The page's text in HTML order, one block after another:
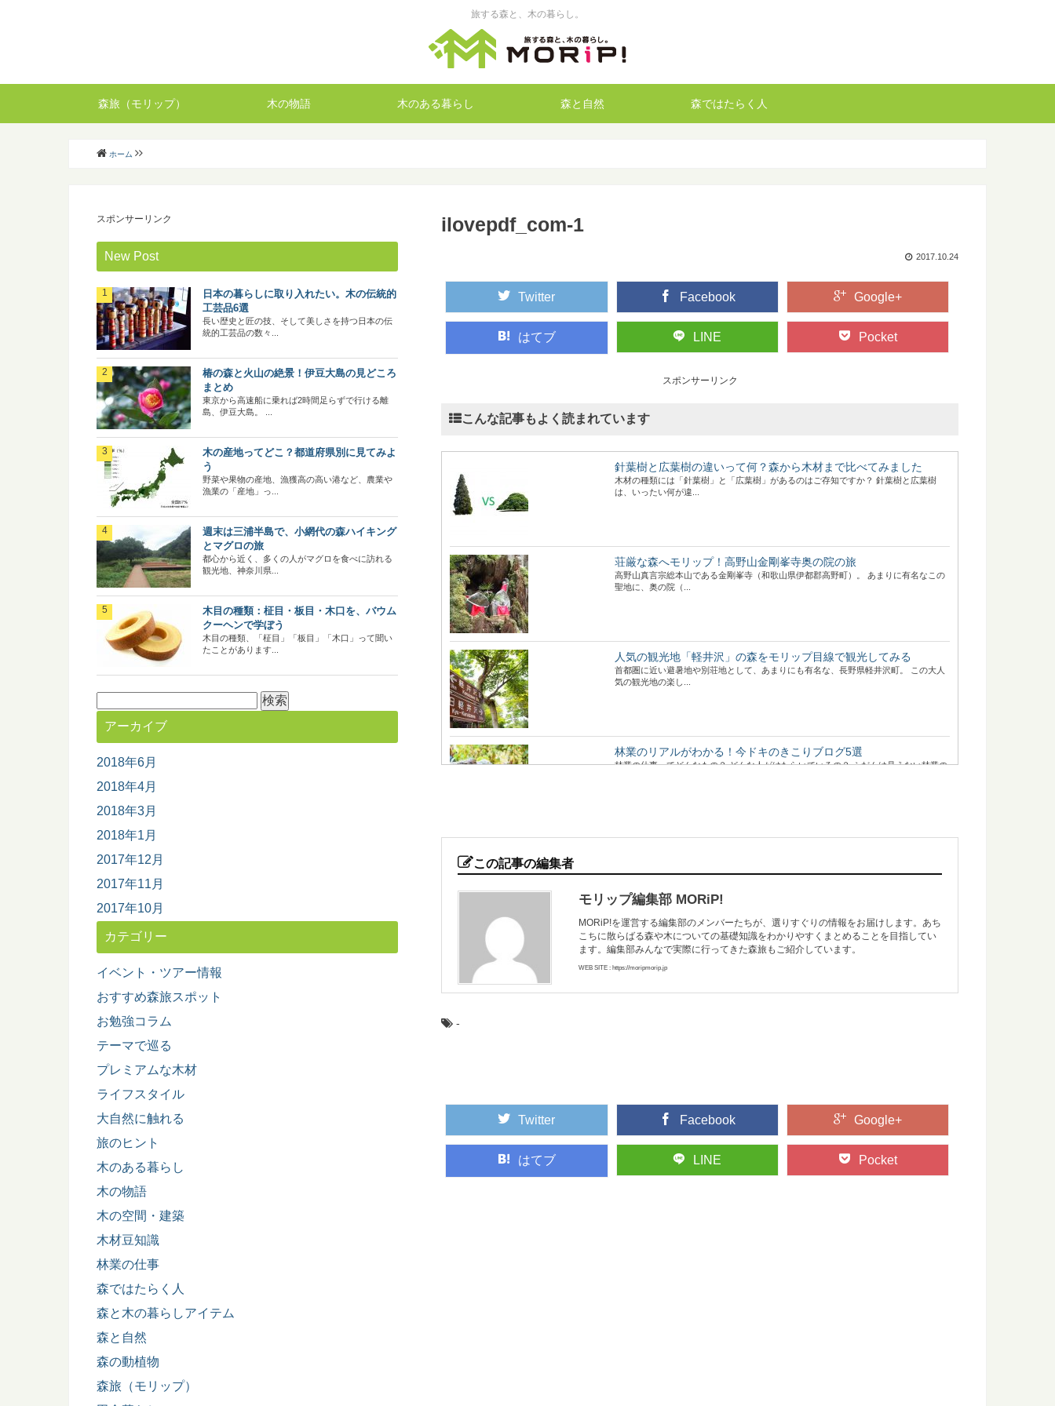
旅する森と、木の暮らし。
森旅（モリップ） 木の物語 木のある暮らし 森と自然 森ではたらく人
ホーム
ilovepdf_com-1
2017.10.24
Twitter Facebook Google+
はてブ LINE Pocket
スポンサーリンク
こんな記事もよく読まれています
針葉樹と広葉樹の違いって何？森から木材まで比べてみました
木材の種類には「針葉樹」と「広葉樹」があるのはご存知ですか？ 針葉樹と広葉樹
は、いったい何が違...
荘厳な森へモリップ！高野山金剛峯寺奥の院の旅
高野山真言宗総本山である金剛峯寺（和歌山県伊都郡高野町）。 あまりに有名なこの
聖地に、奥の院（...
人気の観光地「軽井沢」の森をモリップ目線で観光してみる
首都圏に近い避暑地や別荘地として、あまりにも有名な、長野県軽井沢町。 この大人
気の観光地の楽し...
林業のリアルがわかる！今ドキのきこりブログ5選
林業の仕事ってどんなもの？ どんな人がはたらいているの？ ふだんは見えない林業の
うに製材したらど...
マツ（松）：知っておきたい日本の木材～その特徴と物語～
日本人なら知っておきたい日本の木材をご紹介するシリーズ。 今回は、日本の風景を
形づくる代表的な...
年に１回開催されている、林業界にとっては恒例のイベント「林業機械展」。 とても
マニアックな響き...
この記事の編集者
モリップ編集部 MORiP!
MORiP!を運営する編集部のメンバーたちが、選りすぐりの情報をお届けします。あち
こちに散らばる森や木についての基礎知識をわかりやすくまとめることを目指してい
ます。編集部みんなで実際に行ってきた森旅もご紹介しています。
WEB SITE : https://moripmorip.jp
-
Twitter Facebook Google+
はてブ LINE Pocket
スポンサーリンク
New Post
日本の暮らしに取り入れたい。木の伝統的
工芸品6選
長い歴史と匠の技、そして美しさを持つ日本の伝
統的工芸品の数々...
椿の森と火山の絶景！伊豆大島の見どころ
まとめ
東京から高速船に乗れば2時間足らずで行ける離
島、伊豆大島。 ...
木の産地ってどこ？都道府県別に見てみよ
う
野菜や果物の産地、漁獲高の高い港など、農業や
漁業の「産地」っ...
週末は三浦半島で、小網代の森ハイキング
とマグロの旅
都心から近く、多くの人がマグロを食べに訪れる
観光地、神奈川県...
木目の種類：柾目・板目・木口を、バウム
クーヘンで学ぼう
木目の種類、「柾目」「板目」「木口」って聞い
たことがあります...
索:
アーカイブ
2018年6月
2018年4月
2018年3月
2018年1月
2017年12月
2017年11月
2017年10月
カテゴリー
イベント・ツアー情報
おすすめ森旅スポット
お勉強コラム
テーマで巡る
プレミアムな木材
ライフスタイル
大自然に触れる
旅のヒント
木のある暮らし
木の物語
木の空間・建築
木材豆知識
林業の仕事
森ではたらく人
森と木の暮らしアイテム
森と自然
森の動植物
森旅（モリップ）